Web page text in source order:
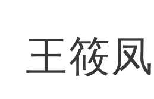
王筱